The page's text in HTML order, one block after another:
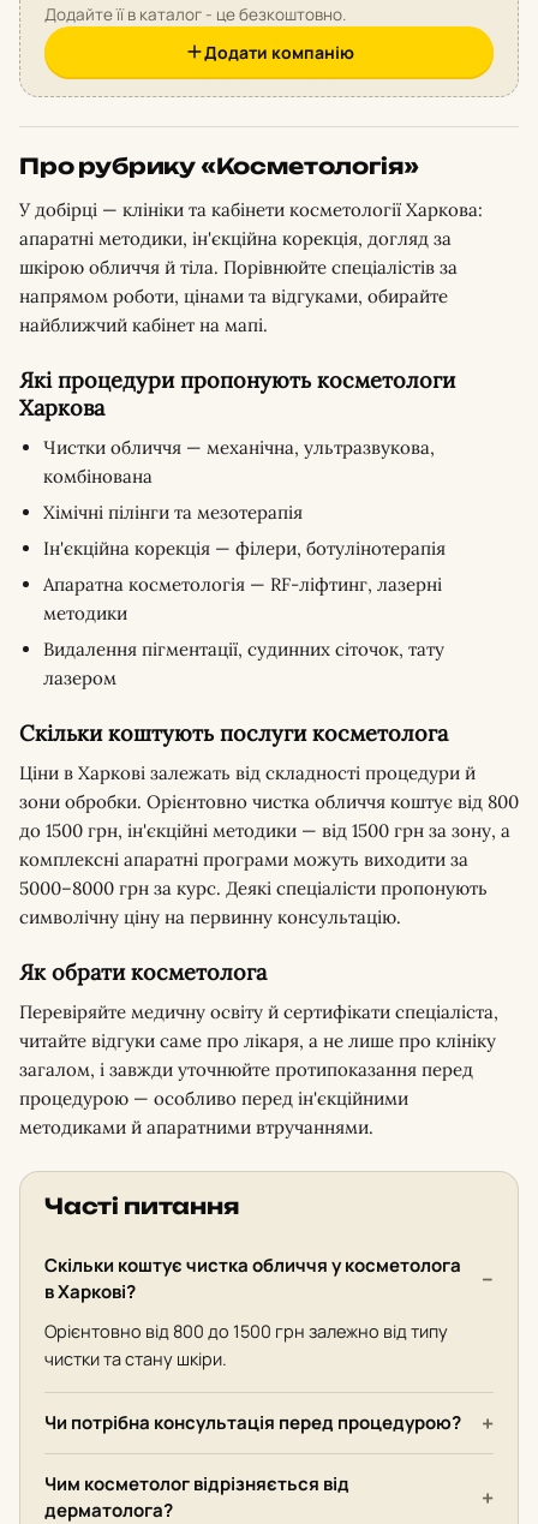
Додайте її в каталог - це безкоштовно.
Додати компанію
Про рубрику «Косметологія»
У добірці — клініки та кабінети косметології Харкова:
апаратні методики, ін'єкційна корекція, догляд за
шкірою обличчя й тіла. Порівнюйте спеціалістів за
напрямом роботи, цінами та відгуками, обирайте
найближчий кабінет на мапі.
Які процедури пропонують косметологи
Харкова
Чистки обличчя — механічна, ультразвукова,
комбінована
Хімічні пілінги та мезотерапія
Ін'єкційна корекція — філери, ботулінотерапія
Апаратна косметологія — RF-ліфтинг, лазерні
методики
Видалення пігментації, судинних сіточок, тату
лазером
Скільки коштують послуги косметолога
Ціни в Харкові залежать від складності процедури й
зони обробки. Орієнтовно чистка обличчя коштує від 800
до 1500 грн, ін'єкційні методики — від 1500 грн за зону, а
комплексні апаратні програми можуть виходити за
5000–8000 грн за курс. Деякі спеціалісти пропонують
символічну ціну на первинну консультацію.
Як обрати косметолога
Перевіряйте медичну освіту й сертифікати спеціаліста,
читайте відгуки саме про лікаря, а не лише про клініку
загалом, і завжди уточнюйте протипоказання перед
процедурою — особливо перед ін'єкційними
методиками й апаратними втручаннями.
Часті питання
Скільки коштує чистка обличчя у косметолога
в Харкові?
Орієнтовно від 800 до 1500 грн залежно від типу
чистки та стану шкіри.
Чи потрібна консультація перед процедурою?
Чим косметолог відрізняється від
дерматолога?